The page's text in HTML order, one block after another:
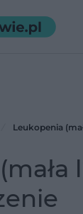
Leukopenia